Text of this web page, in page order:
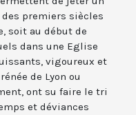
premiers siècles
soit au début de
dans une Eglise
vigoureux et
de Lyon ou
ont su faire le tri
et déviances